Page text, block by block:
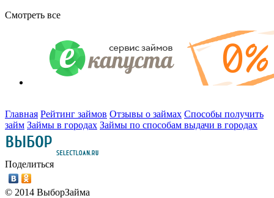
Смотреть все
Главная Рейтинг займов Отзывы о займах Способы получить
займ Займы в городах Займы по способам выдачи в городах
Поделиться
© 2014 ВыборЗайма